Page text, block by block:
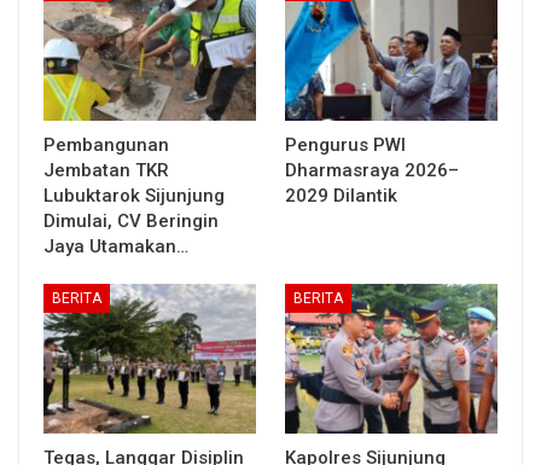
Pembangunan
Jembatan TKR
Lubuktarok Sijunjung
Dimulai, CV Beringin
Jaya Utamakan…
Pengurus PWI
Dharmasraya 2026–
2029 Dilantik
BERITA
Tegas, Langgar Disiplin
BERITA
Kapolres Sijunjung